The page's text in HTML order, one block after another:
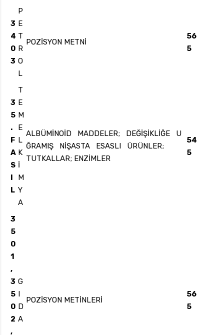
3
4
0
3
P
E
T
R
O
L
POZİSYON METNİ
56
5
3
5
.
F
A
S
L
T
E
M
E
L
K
İ
M
Y
A
ALBÜMİNOİD MADDELER; DEĞİŞİKLİĞE U
ĞRAMIŞ NİŞASTA ESASLI ÜRÜNLER;
TUTKALLAR; ENZİMLER
54
5
3
5
0
1
,
3
5
0
2
,
G
D
A
POZİSYON METİNLERİ
56
5